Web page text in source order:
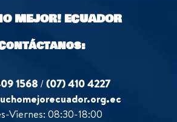
MEJOR!ECUADOR
1568 /(07) 410 4227
Viernes: 08:30-18:00